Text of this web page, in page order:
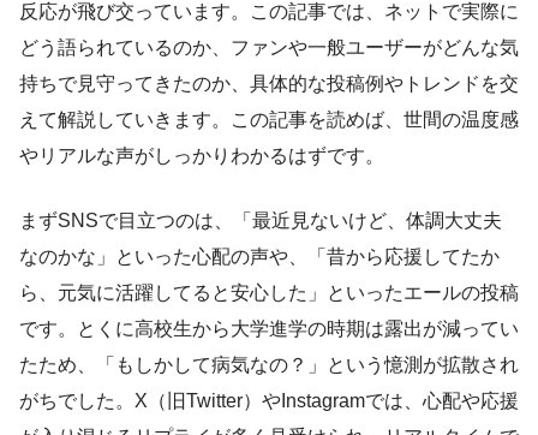
反応が飛び交っています。この記事では、ネットで実際に
どう語られているのか、ファンや一般ユーザーがどんな気
持ちで見守ってきたのか、具体的な投稿例やトレンドを交
えて解説していきます。この記事を読めば、世間の温度感
やリアルな声がしっかりわかるはずです。
まずSNSで目立つのは、「最近見ないけど、体調大丈夫
なのかな」といった心配の声や、「昔から応援してたか
ら、元気に活躍してると安心した」といったエールの投稿
です。とくに高校生から大学進学の時期は露出が減ってい
たため、「もしかして病気なの？」という憶測が拡散され
がちでした。X（旧Twitter）やInstagramでは、心配や応援